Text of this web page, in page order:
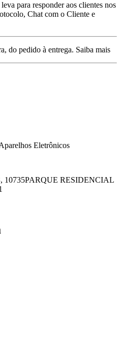
para responder aos clientes nos
Chat com o Cliente e
do pedido à entrega. Saiba mais
Eletrônicos
10735PARQUE RESIDENCIAL